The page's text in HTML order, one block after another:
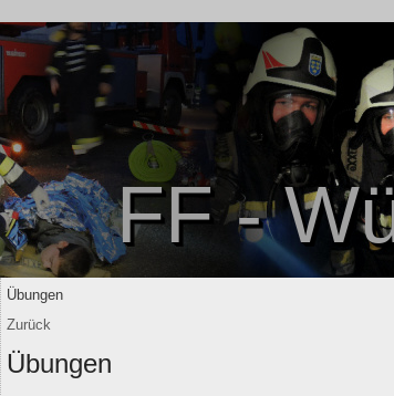
FF -
Übungen
Zurück
Übungen